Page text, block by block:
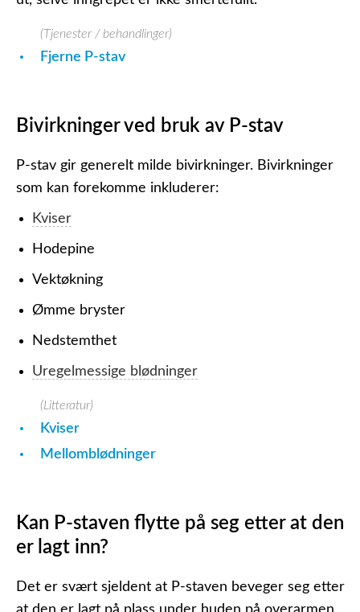
(Tjenester / behandlinger)
Fjerne P-stav
Bivirkninger ved bruk av P-stav
P-stav gir generelt milde bivirkninger. Bivirkninger
som kan forekomme inkluderer:
Kviser
Hodepine
Vektøkning
Ømme bryster
Nedstemthet
Uregelmessige blødninger
(Litteratur)
Kviser
Mellomblødninger
Kan P-staven flytte på seg etter at den
er lagt inn?
Det er svært sjeldent at P-staven beveger seg etter